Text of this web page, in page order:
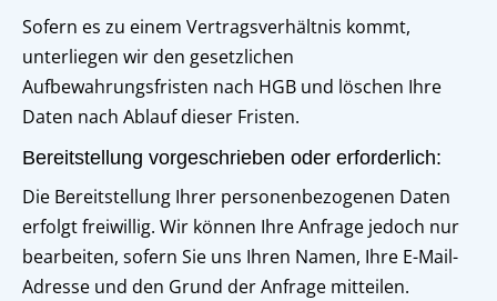
Sofern es zu einem Vertragsverhältnis kommt,
unterliegen wir den gesetzlichen
Aufbewahrungsfristen nach HGB und löschen Ihre
Daten nach Ablauf dieser Fristen.
Bereitstellung vorgeschrieben oder erforderlich:
Die Bereitstellung Ihrer personenbezogenen Daten
erfolgt freiwillig. Wir können Ihre Anfrage jedoch nur
bearbeiten, sofern Sie uns Ihren Namen, Ihre E-Mail-
Adresse und den Grund der Anfrage mitteilen.